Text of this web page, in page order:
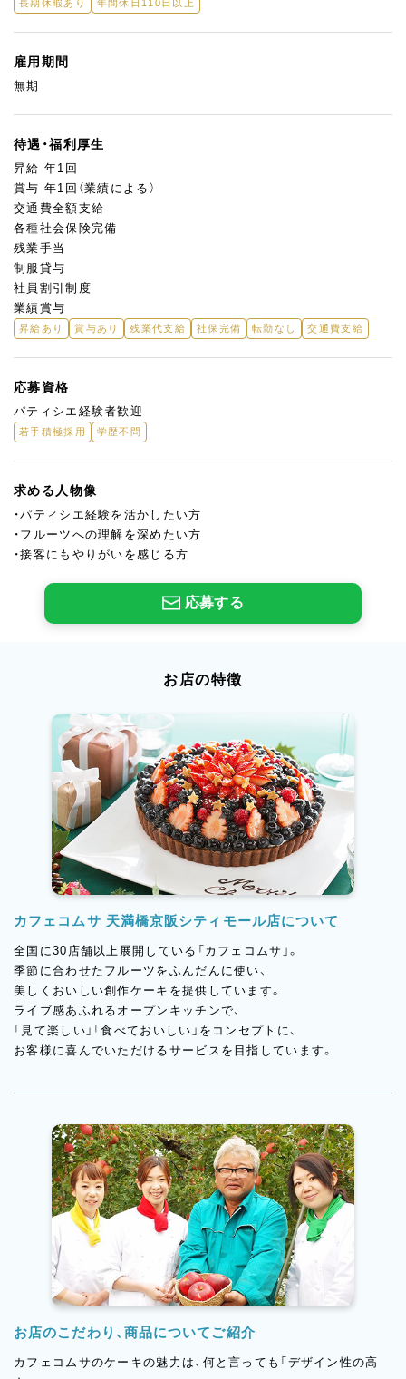
長期休暇あり
年間休日110日以上
雇用期間
無期
待遇・福利厚生
昇給 年1回
賞与 年1回（業績による）
交通費全額支給
各種社会保険完備
残業手当
制服貸与
社員割引制度
業績賞与
昇給あり 賞与あり 残業代支給 社保完備 転勤なし 交通費支給
応募資格
パティシエ経験者歓迎
若手積極採用 学歴不問
求める人物像
・パティシエ経験を活かしたい方
・フルーツへの理解を深めたい方
・接客にもやりがいを感じる方
応募する
お店の特徴
カフェコムサ 天満橋京阪シティモール店について
全国に30店舗以上展開している「カフェコムサ」。
季節に合わせたフルーツをふんだんに使い、
美しくおいしい創作ケーキを提供しています。
ライブ感あふれるオープンキッチンで、
「見て楽しい」「食べておいしい」をコンセプトに、
お客様に喜んでいただけるサービスを目指しています。
お店のこだわり、商品についてご紹介
カフェコムサのケーキの魅力は、何と言っても「デザイン性の高